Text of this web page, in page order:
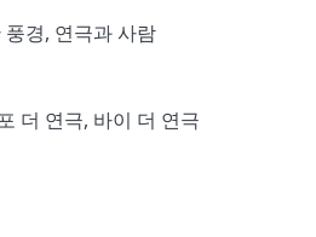
경, 연극과 사람
더 연극, 바이 더 연극